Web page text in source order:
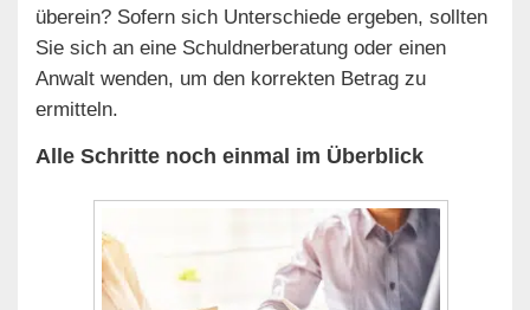
überein? Sofern sich Unterschiede ergeben, sollten
Sie sich an eine Schuldnerberatung oder einen
Anwalt wenden, um den korrekten Betrag zu
ermitteln.
Alle Schritte noch einmal im Überblick